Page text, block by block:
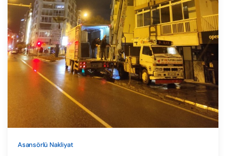
Asansörlü Nakliyat